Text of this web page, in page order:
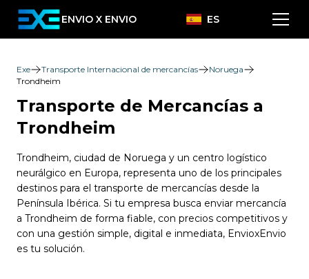
ENVIO X ENVIO ES
Exe Transporte Internacional de mercancías
Noruega
Trondheim
Transporte de Mercancías a
Trondheim
Trondheim, ciudad de Noruega y un centro logístico
neurálgico en Europa, representa uno de los principales
destinos para el transporte de mercancías desde la
Península Ibérica. Si tu empresa busca enviar mercancía
a Trondheim de forma fiable, con precios competitivos y
con una gestión simple, digital e inmediata, EnvioxEnvio
es tu solución.